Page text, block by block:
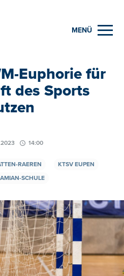
MENÜ
Euphorie für
des Sports
14:00
RAEREN
KTSV EUPEN
SCHULE